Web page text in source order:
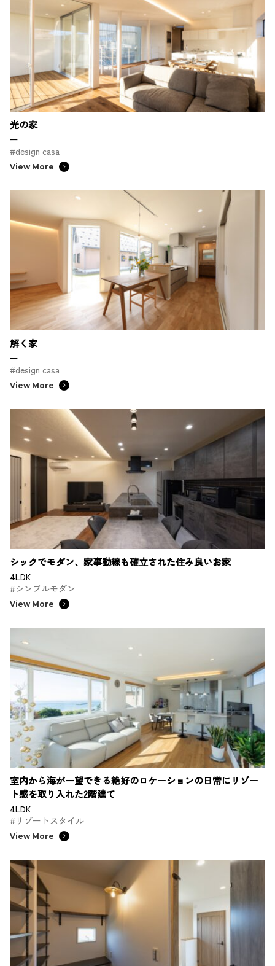
光の家
ー
#design casa
View More
解く家
ー
#design casa
View More
シックでモダン、家事動線も確立された住み良いお家
4LDK
#シンプルモダン
View More
室内から海が一望できる絶好のロケーションの日常にリゾー
ト感を取り入れた2階建て
4LDK
#リゾートスタイル
View More